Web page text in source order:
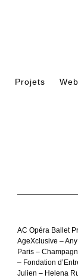
Projets
AC Opéra Ballet
AgeXclusive –
Paris –
– Fondation
Julien – Helena